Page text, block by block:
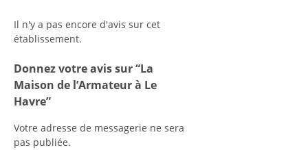
Il n'y a pas encore d'avis sur cet
établissement.
Donnez votre avis sur “La
Maison de l’Armateur à Le
Havre”
Votre adresse de messagerie ne sera
pas publiée.